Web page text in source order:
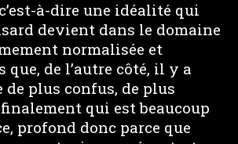
à-dire une idéalité qui
devient dans le domaine
normalisée et
que, de l’autre côté, il y a
de plus confus, de plus
qui est beaucoup
profond donc parce que